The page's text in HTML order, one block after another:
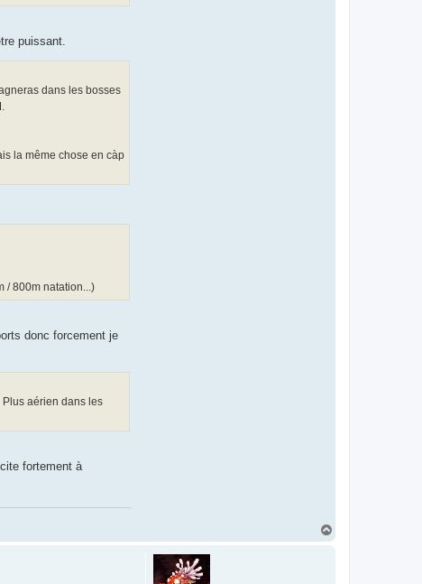
puissant.
dans les bosses
la même chose en càp
/ 800m natation...)
donc forcement je
aérien dans les
fortement à